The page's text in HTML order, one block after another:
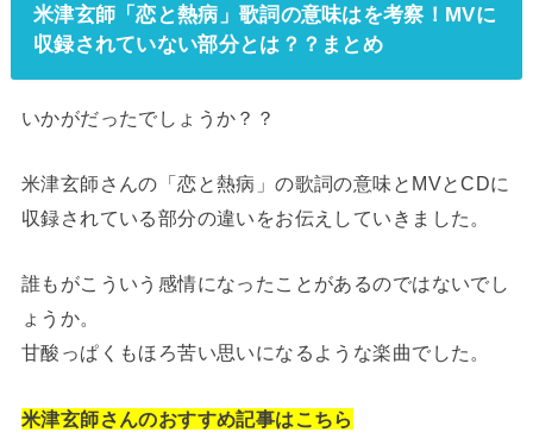
米津玄師「恋と熱病」歌詞の意味はを考察！MVに
収録されていない部分とは？？まとめ
いかがだったでしょうか？？
米津玄師さんの「恋と熱病」の歌詞の意味とMVとCDに
収録されている部分の違いをお伝えしていきました。
誰もがこういう感情になったことがあるのではないでし
ょうか。
甘酸っぱくもほろ苦い思いになるような楽曲でした。
米津玄師さんのおすすめ記事はこちら